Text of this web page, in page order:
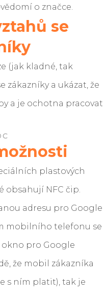
o značce.
se
(jak kladné, tak
zákazníky a ukázat, že
a je ochotna pracovat
plastových
obsahují NFC čip.
adresu pro Google
mobilního telefonu se
pro Google
že mobil zákazníka
s ním platit), tak je